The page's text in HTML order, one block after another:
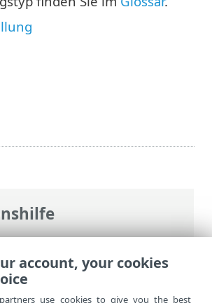
>ESET Endpoint
Linux>Konfiguration>
account, your cookies
use cookies to give you the best